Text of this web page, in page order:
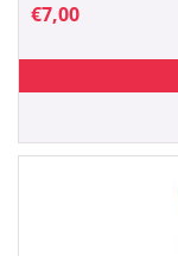
€7,00